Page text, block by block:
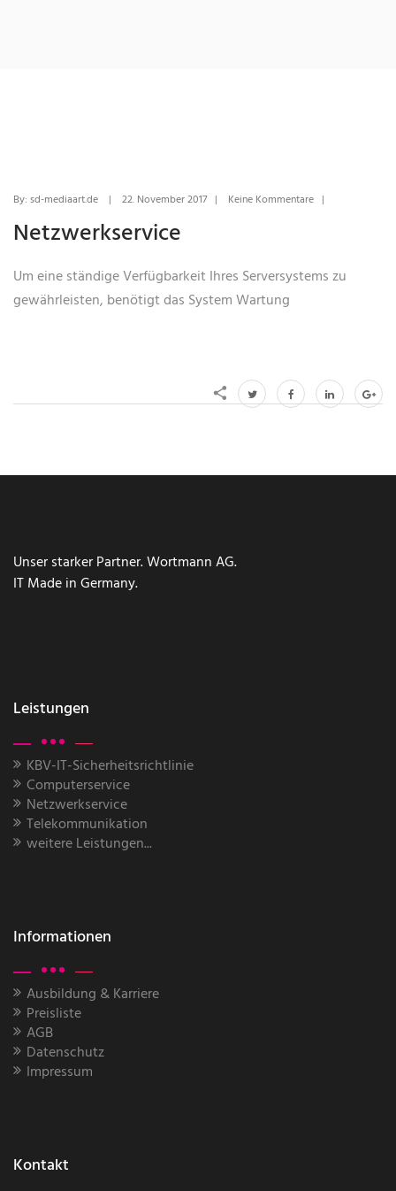
By: sd-mediaart.de | 22. November 2017 | Keine Kommentare |
Netzwerkservice
Um eine ständige Verfügbarkeit Ihres Serversystems zu
gewährleisten, benötigt das System Wartung
Unser starker Partner. Wortmann AG.
IT Made in Germany.
Leistungen
KBV-IT-Sicherheitsrichtlinie
Computerservice
Netzwerkservice
Telekommunikation
weitere Leistungen...
Informationen
Ausbildung & Karriere
Preisliste
AGB
Datenschutz
Impressum
Kontakt